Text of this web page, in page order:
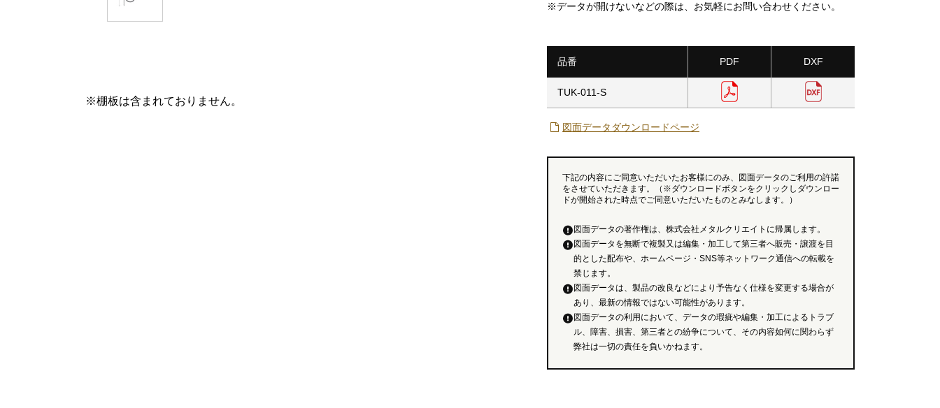
※データが開けないなどの際は、お気軽にお問い合わせください。
品番 PDF DXF
TUK-011-S
図面データダウンロードページ
下記の内容にご同意いただいたお客様にのみ、図面データのご利用の許諾
をさせていただきます。（※ダウンロードボタンをクリックしダウンロー
ドが開始された時点でご同意いただいたものとみなします。）
図面データの著作権は、株式会社メタルクリエイトに帰属します。
図面データを無断で複製又は編集・加工して第三者へ販売・譲渡を目
的とした配布や、ホームページ・SNS等ネットワーク通信への転載を
禁じます。
図面データは、製品の改良などにより予告なく仕様を変更する場合が
あり、最新の情報ではない可能性があります。
図面データの利用において、データの瑕疵や編集・加工によるトラブ
ル、障害、損害、第三者との紛争について、その内容如何に関わらず
弊社は一切の責任を負いかねます。
※棚板は含まれておりません。